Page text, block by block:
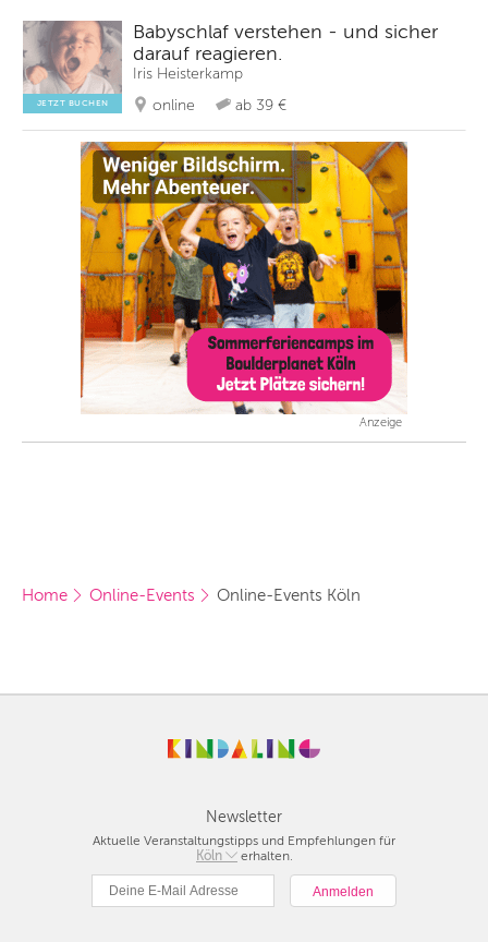
JETZT BUCHEN
Babyschlaf verstehen - und sicher
darauf reagieren.
Iris Heisterkamp
online
ab 39 €
Anzeige
Home Online-Events Online-Events Köln
Newsletter
Aktuelle Veranstaltungstipps und Empfehlungen für
Köln
München
Hamburg
erhalten.